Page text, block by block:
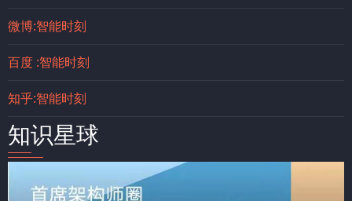
微博:智能时刻
百度 :智能时刻
知乎:智能时刻
知识星球